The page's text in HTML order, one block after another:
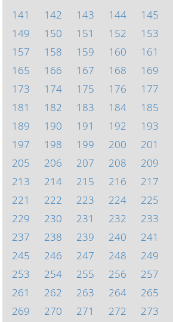
141
142 143 144 145
149
150 151 152 153
157
158 159 160 161
165
166 167 168 169
173
174 175 176 177
181
182 183 184 185
189
190 191 192 193
197
198 199 200 201
205
206 207 208 209
213
214 215 216 217
221
222 223 224 225
229
230 231 232 233
237
238 239 240 241
245
246 247 248 249
253
254 255 256 257
261
262 263 264 265
269
270 271 272 273